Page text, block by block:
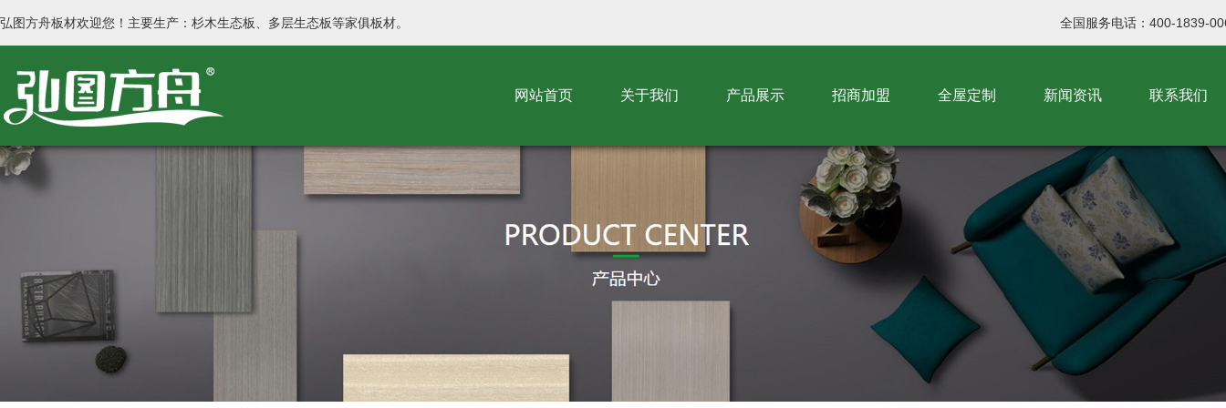
弘图方舟板材欢迎您！主要生产：杉木生态板、多层生态板等家俱板材。 全国服务电话：400-1839-
网站首页 关于我们 产品展示 招商加盟 全屋定制 新闻资讯 联系我们